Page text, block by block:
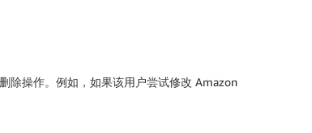
除操作。例如，如果该用户尝试修改 Amazon